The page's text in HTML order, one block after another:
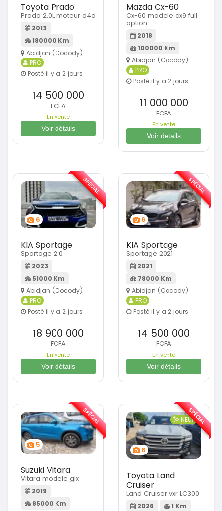
Toyota Prado
Prado 2.0L moteur d4d
2013
180000 Km
Abidjan (Cocody)
PRO
Posté il y a 2 jours
14 500 000
FCFA
En vente
Voir détails
Mazda Cx-60
Cx-60 modele cx9 full
option
2018
100000 Km
Abidjan (Cocody)
PRO
Posté il y a 2 jours
11 000 000
FCFA
En vente
Voir détails
6
KIA Sportage
Sportage 2.0
2023
51000 Km
Abidjan (Cocody)
PRO
Posté il y a 2 jours
18 900 000
FCFA
En vente
Voir détails
SPÉCIAL
6
KIA Sportage
Sportage 2021
2021
78000 Km
Abidjan (Cocody)
PRO
Posté il y a 2 jours
14 500 000
FCFA
En vente
Voir détails
SPÉCIAL
5
Suzuki Vitara
Vitara modele glx
2019
85000 Km
SPÉCIAL
6
NEUF
Toyota Land
Cruiser
Land Cruiser vxr LC300
2026
1 Km
SPÉCIAL